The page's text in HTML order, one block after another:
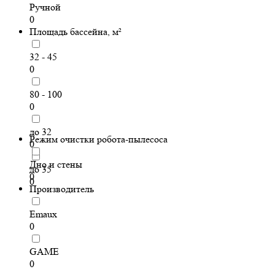
Ручной
0
Площадь бассейна, м²
32 - 45
0
80 - 100
0
до 32
0
до 35
0
Режим очистки робота-пылесоса
Дно и стены
0
Производитель
Emaux
0
GAME
0